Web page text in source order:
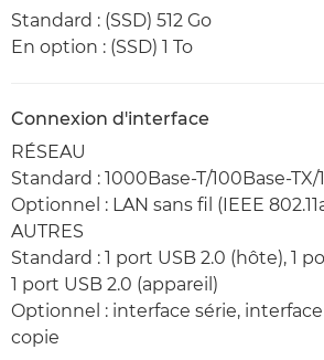
Standard : (SSD) 512 Go
En option : (SSD) 1 To
Connexion d'interface
RÉSEAU
Standard : 1000Base-T/100Base-TX/
Optionnel : LAN sans fil (IEEE
AUTRES
Standard : 1 port USB 2.0 (hôte), 1
1 port USB 2.0 (appareil)
Optionnel : interface série,
copie